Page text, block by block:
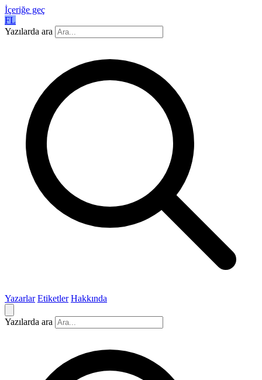
İçeriğe geç
FL
Yazılarda ara
Yazarlar Etiketler Hakkında
Yazılarda ara